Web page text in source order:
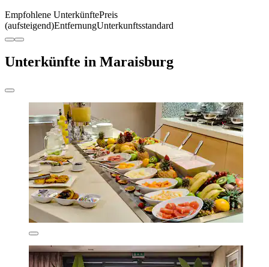
Empfohlene UnterkünftePreis
(aufsteigend)EntfernungUnterkunftsstandard
Unterkünfte in Maraisburg